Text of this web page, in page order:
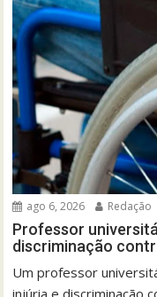
ago 6, 2026 Redação
Professor
discriminação
Um professor
injúria e discriminação